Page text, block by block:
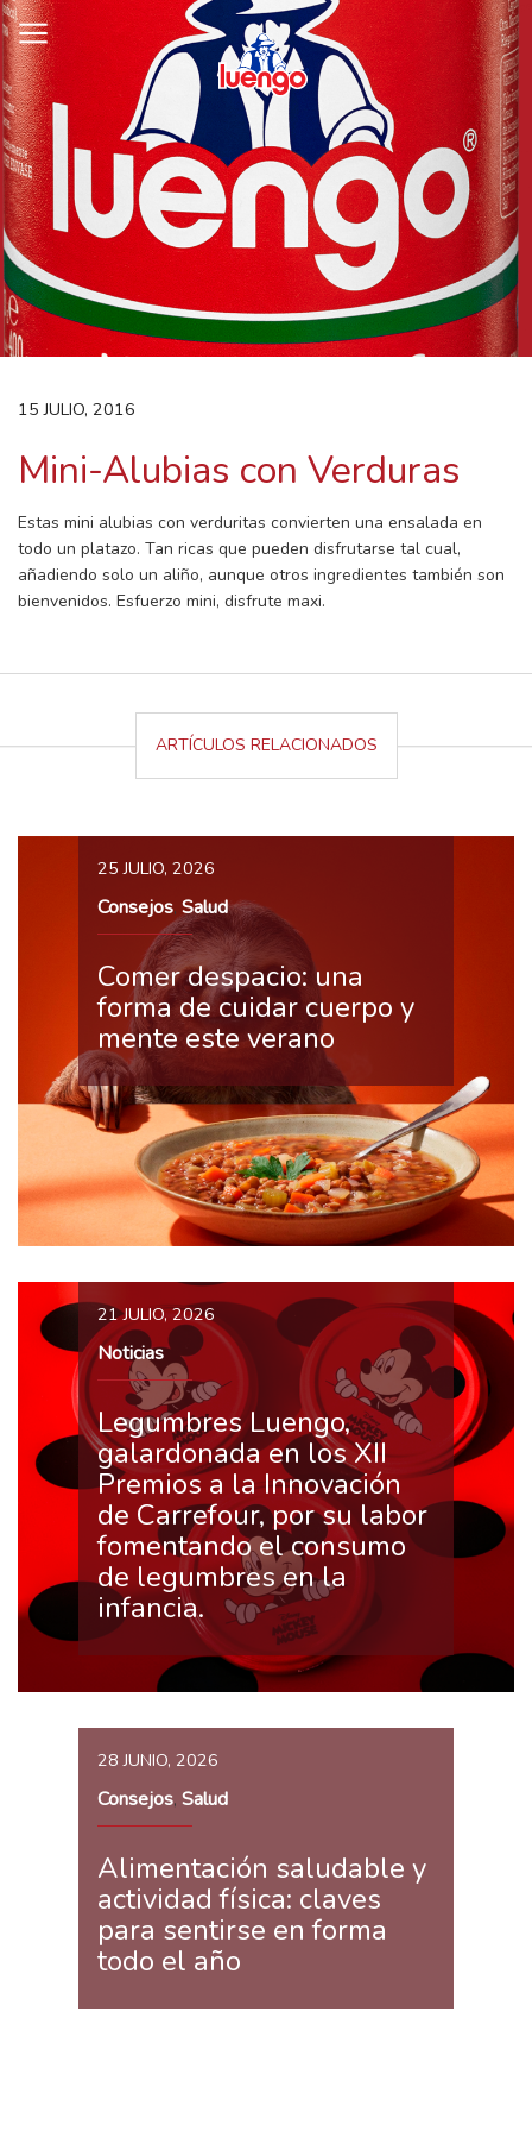
Skip
to
content
15 JULIO, 2016
Mini-Alubias con Verduras
Estas mini alubias con verduritas convierten una ensalada en
todo un platazo. Tan ricas que pueden disfrutarse tal cual,
añadiendo solo un aliño, aunque otros ingredientes también son
bienvenidos. Esfuerzo mini, disfrute maxi.
ARTÍCULOS RELACIONADOS
25 JULIO, 2026
Consejos, Salud
Comer despacio: una
forma de cuidar cuerpo y
mente este verano
21 JULIO, 2026
Noticias
Legumbres Luengo,
galardonada en los XII
Premios a la Innovación
de Carrefour, por su labor
fomentando el consumo
de legumbres en la
infancia.
28 JUNIO, 2026
Consejos, Salud
Alimentación saludable y
actividad física: claves
para sentirse en forma
todo el año